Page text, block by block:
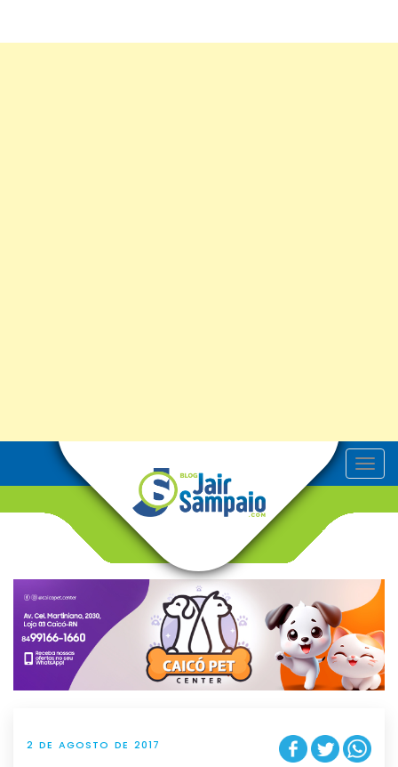
T
o
v
g
t
i
o
n
2 DE AGOSTO DE 2017